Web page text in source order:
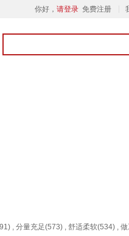
你好， 请登录 免费注册
, 分量充足(573) , 舒适柔软(534) ,